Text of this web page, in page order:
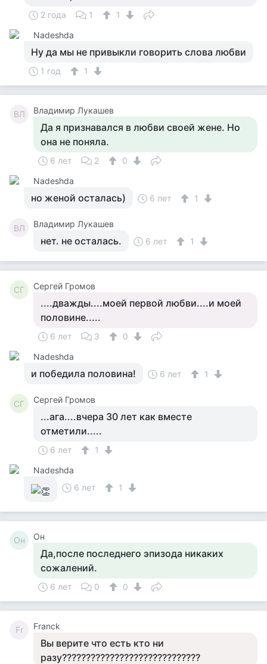
2 года 1
1
Nadeshda
Ну да мы не привыкли говорить слова любви
1 год 1
ВЛ Владимир Лукашев
Да я признавался в любви своей жене. Но
она не поняла.
6 лет 2
0
Nadeshda
но женой осталась) 6 лет 1
ВЛ Владимир Лукашев
нет. не осталась. 6 лет 1
СГ Сергей Громов
....дважды....моей первой любви....и моей
половине.....
6 лет 3
0
Nadeshda
и победила половина! 6 лет 1
СГ Сергей Громов
...ага....вчера 30 лет как вместе
отметили.....
6 лет
1
Nadeshda
6 лет
1
Он Он
Да,после последнего эпизода никаких
сожалений.
6 лет 0 0
Fr Franck
Вы верите что есть кто ни
разу?????????????????????????????